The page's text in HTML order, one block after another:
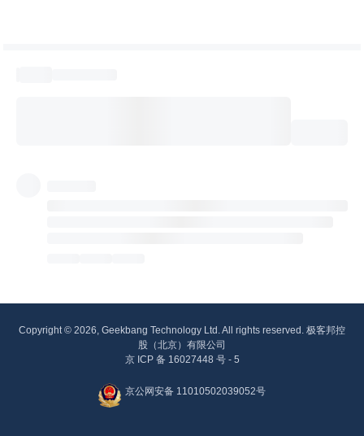
Copyright © 2026, Geekbang Technology Ltd. All rights reserved. 极客邦控
股（北京）有限公司
京 ICP 备 16027448 号 - 5
京公网安备 11010502039052号